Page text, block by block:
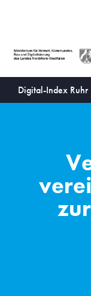
Digital-Index Ruhr